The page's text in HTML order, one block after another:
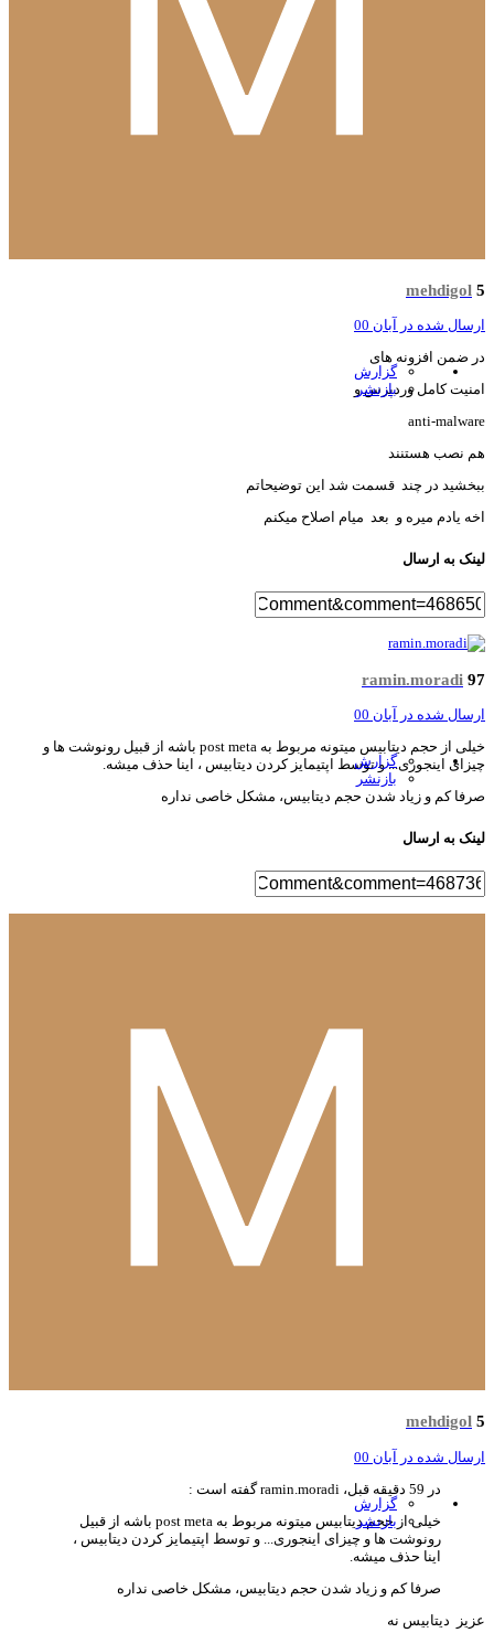
mehdigol
شده در آبان 00
گزارش
بازنشر
ضمن افزونه های
کامل وردپرس و
anti-
نصب هستنند
در چند قسمت شد این توضیحاتم
یادم میره و بعد میام اصلاح میکنم
به ارسال
ramin.moradi
شده در آبان 00
گزارش
بازنشر
خیلی از حجم دیتابیس میتونه مربوط به post meta باشه از قبیل رونوشت ها و
اینجوری... و توسط اپتیمایز کردن دیتابیس ، اینا حذف میشه.
کم و زیاد شدن حجم دیتابیس، مشکل خاصی نداره
به ارسال
mehdigol
شده در آبان 00
گزارش
بازنشر
خیلی از حجم دیتابیس میتونه مربوط به post meta باشه از قبیل
رونوشت ها و چیزای اینجوری... و توسط اپتیمایز کردن دیتابیس ،
اینا حذف میشه.
صرفا کم و زیاد شدن حجم دیتابیس، مشکل خاصی نداره
دیتابیس نه